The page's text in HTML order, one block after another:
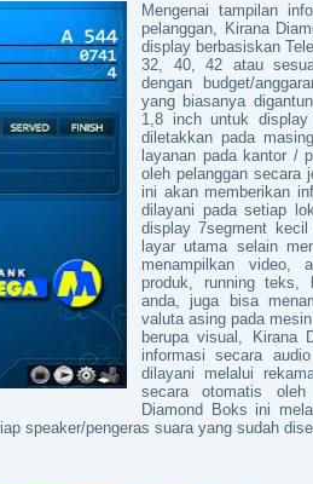
Mengenai tampilan
pelanggan, Kirana
display berbasiskan
32, 40, 42 atau
dengan budget/
yang biasanya
1,8 inch untuk
diletakkan pada
layanan pada kantor /
oleh pelanggan secara
ini akan memberikan
dilayani pada setiap
display 7segment
layar utama selain
menampilkan video,
produk, running teks,
anda, juga bisa
valuta asing pada
berupa visual, Kirana
informasi secara
dilayani melalui
secara otomatis
Diamond Boks ini
speaker/pengeras suara yang sudah